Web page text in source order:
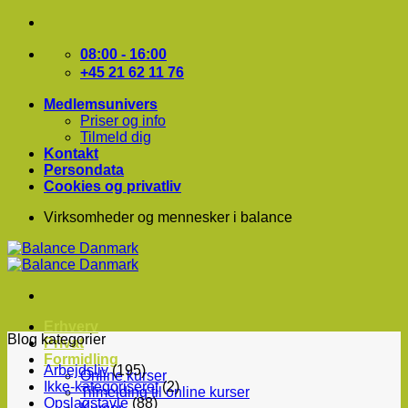
Fortsæt
indhold
08:00 - 16:00
+45 21 62 11 76
Medlemsunivers
Priser og info
Tilmeld dig
Kontakt
Persondata
Cookies og privatliv
Virksomheder og mennesker i balance
Privat
Formidling
Online kurser
Tilmelding til online kurser
Blog kategorier
Arbejdsliv(195)
Ikke-kategoriseret(2)
Opslagstavle(88)